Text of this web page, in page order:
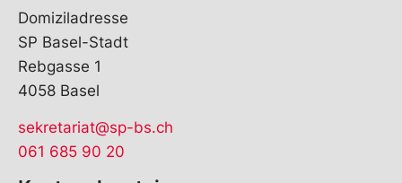
Domiziladresse
SP Basel-Stadt
Rebgasse 1
4058 Basel
sekretariat@sp-bs.ch
061 685 90 20